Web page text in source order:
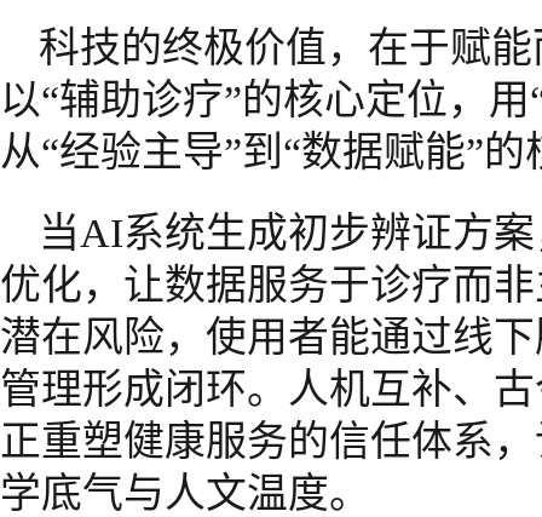
科技的终极价值，在于赋
以“辅助诊疗”的核心定位，
从“经验主导”到“数据赋能”
当AI系统生成初步辨证方
优化，让数据服务于诊疗而
潜在风险，使用者能通过线
管理形成闭环。人机互补、
正重塑健康服务的信任体系
学底气与人文温度。